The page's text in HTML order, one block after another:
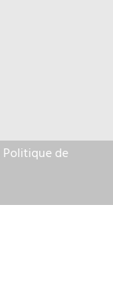
Politique de